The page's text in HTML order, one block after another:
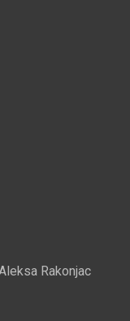
Rakonjac